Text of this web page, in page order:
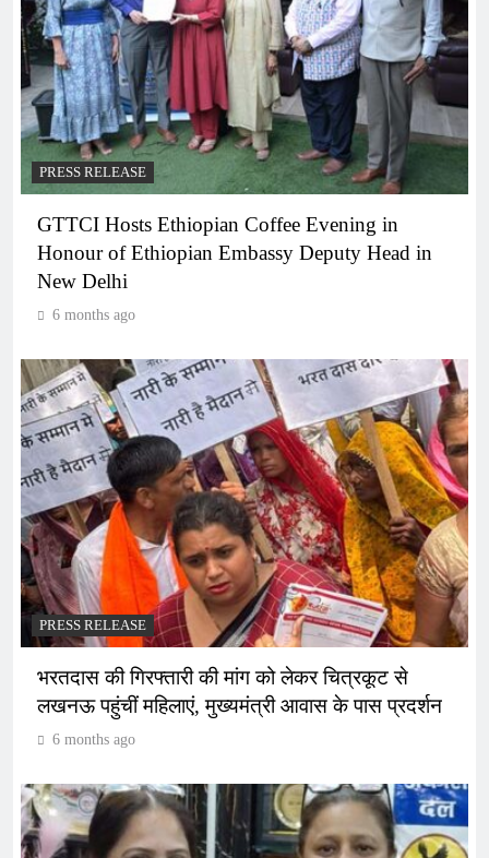
PRESS RELEASE
GTTCI Hosts Ethiopian Coffee Evening in
Honour of Ethiopian Embassy Deputy Head in
New Delhi
6 months ago
PRESS RELEASE
भरतदास की गिरफ्तारी की मांग को लेकर चित्रकूट से
लखनऊ पहुंचीं महिलाएं, मुख्यमंत्री आवास के पास प्रदर्शन
6 months ago